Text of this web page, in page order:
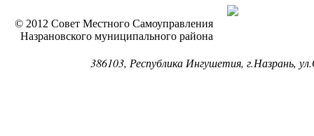
© 2012 Совет Местного Самоуправления
Назрановского муниципального района
386103, Республика Ингушетия, г.Назрань,